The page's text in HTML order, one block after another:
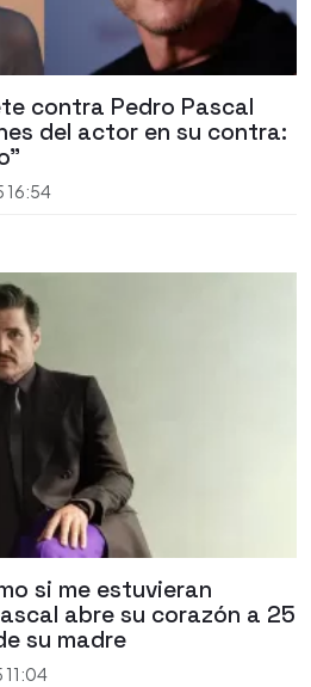
contra Pedro Pascal
del actor en su contra:
16:54
si me estuvieran
abre su corazón a 25
su madre
11:04